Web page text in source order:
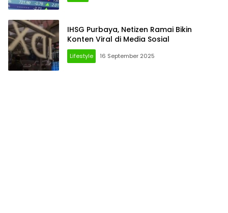
IHSG Purbaya, Netizen Ramai Bikin
Konten Viral di Media Sosial
Lifestyle 16 September 2025